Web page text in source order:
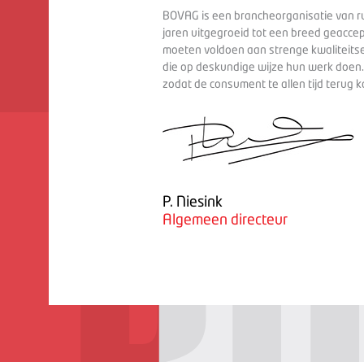
BOVAG is een brancheorganisatie van
jaren uitgegroeid tot een breed
moeten voldoen aan strenge
die op deskundige wijze hun werk
zodat de consument te allen tijd terug
P. Niesink
Algemeen directeur